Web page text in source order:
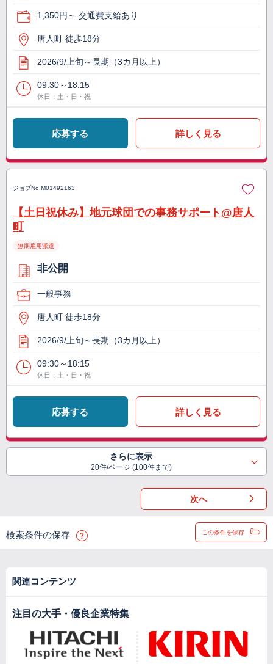
1,350円～ 交通費支給あり
唐人町 徒歩18分
2026/9/上旬～長期（3カ月以上）
09:30～18:15
休日：土・日・祝
応募する 詳しく見る
ジョブNo. M01492163
【土日祝休み】地元球団での事務サポート@唐人
町
無期雇用派遣
非公開
一般事務
唐人町 徒歩18分
2026/9/上旬～長期（3カ月以上）
09:30～18:15
休日：土・日・祝
応募する 詳しく見る
さらに表示
20件/ページ (100件まで)
次へ
検索条件の保存 この条件を保存
関連コンテンツ
注目の大手・優良企業特集